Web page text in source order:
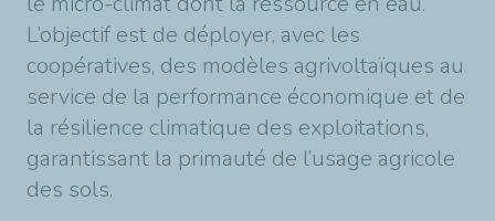
L’objectif est de déployer, avec les
coopératives, des modèles agrivoltaïques au
service de la performance économique et de
la résilience climatique des exploitations,
garantissant la primauté de l’usage agricole
des sols.